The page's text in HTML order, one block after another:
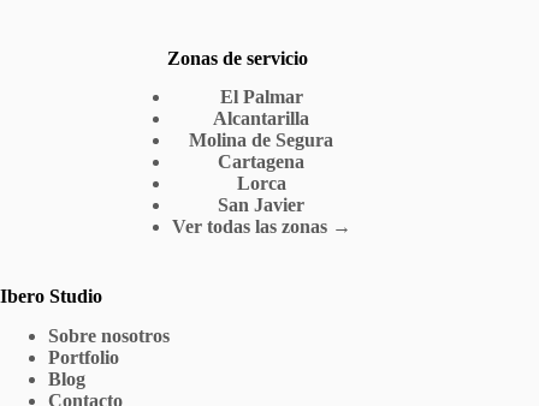
Zonas de servicio
El Palmar
Alcantarilla
Molina de Segura
Cartagena
Lorca
San Javier
Ver todas las zonas →
Ibero Studio
Sobre nosotros
Portfolio
Blog
Contacto